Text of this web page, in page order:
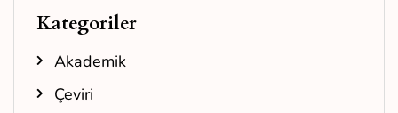
Kategoriler
Akademik
Çeviri